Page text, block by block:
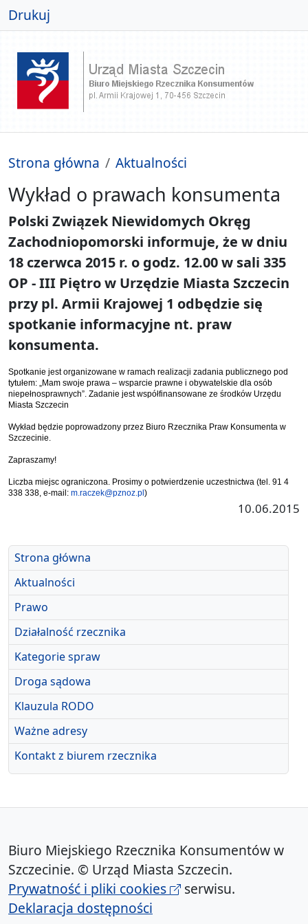
Drukuj
Strona główna
Aktualności
Prawo
Działalność rzecznika
Kategorie spraw
Droga sądowa
Klauzula RODO
Ważne adresy
Kontakt z biurem rzecznika
Strona główna Aktualności
Wykład o prawach konsumenta
Polski Związek Niewidomych Okręg
Zachodniopomorski informuje, że w dniu
18 czerwca 2015 r. o godz. 12.00 w sali 335
OP - III Piętro w Urzędzie Miasta Szczecin
przy pl. Armii Krajowej 1 odbędzie się
spotkanie informacyjne nt. praw
konsumenta.
Spotkanie jest organizowane w ramach realizacji zadania publicznego pod
tytułem: „Mam swoje prawa – wsparcie prawne i obywatelskie dla osób
niepełnosprawnych”. Zadanie jest współfinansowane ze środków Urzędu
Miasta Szczecin
Wykład będzie poprowadzony przez Biuro Rzecznika Praw Konsumenta w
Szczecinie.
Zapraszamy!
Liczba miejsc ograniczona. Prosimy o potwierdzenie uczestnictwa (tel. 91 4
338 338, e-mail: m.raczek@pznoz.pl )
10.06.2015
Biuro Miejskiego Rzecznika Konsumentów w
Szczecinie. © Urząd Miasta Szczecin.
Prywatność i pliki cookies
serwisu.
Deklaracja dostępności